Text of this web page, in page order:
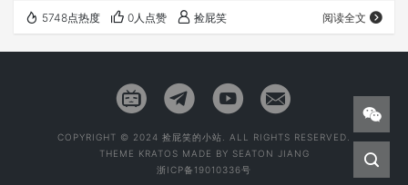
5748点热度 0人点赞 捡屁笑 阅读全文
COPYRIGHT © 2024 捡屁笑的小站. ALL RIGHTS RESERVED.
THEME KRATOS MADE BY SEATON JIANG
浙ICP备19010336号